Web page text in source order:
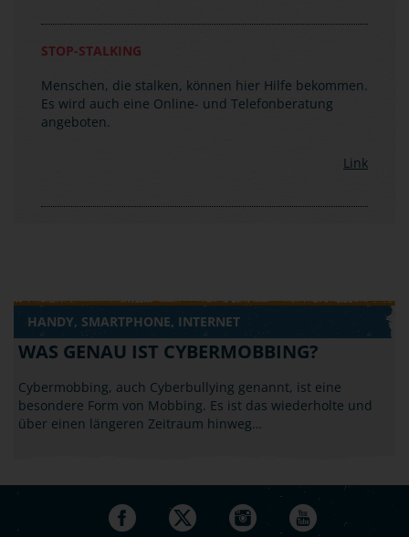
STOP-STALKING
Menschen, die stalken, können hier Hilfe bekommen.
Es wird auch eine Online- und Telefonberatung
angeboten.
Link
HANDY, SMARTPHONE, INTERNET
WAS GENAU IST CYBERMOBBING?
Cybermobbing, auch Cyberbullying genannt, ist eine
besondere Form von Mobbing. Es ist das wiederholte und
über einen längeren Zeitraum hinweg…